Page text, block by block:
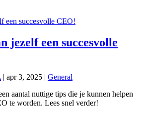
jezelf een succesvolle
| apr 3, 2025 | General
aantal nuttige tips die je kunnen helpen
te worden. Lees snel verder!